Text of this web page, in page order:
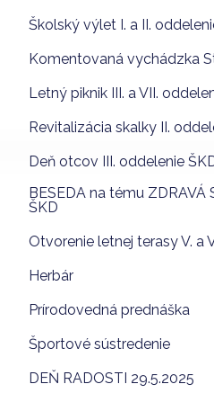
Školský výlet I. a II.
Komentovaná vychádzka
Letný piknik III. a VII.
Revitalizácia skalky II.
Deň otcov III. oddelenie
BESEDA na tému ZDRAVÁ
ŠKD
Otvorenie letnej terasy V. a
Herbár
Prírodovedná prednáška
Športové sústredenie
DEŇ RADOSTI 29.5.2025